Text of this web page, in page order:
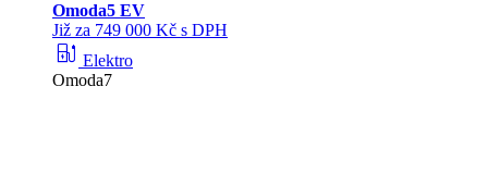
Omoda5 EV
Již za 749 000 Kč s DPH
ev_station Elektro
Omoda7